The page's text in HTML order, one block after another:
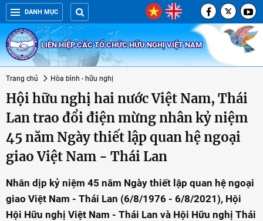
DANH MỤC
LIÊN HIỆP CÁC TỔ CHỨC HỮU NGHỊ VIỆT NAM
Trang chủ Hòa bình - hữu nghị
Hội hữu nghị hai nước Việt Nam, Thái
Lan trao đổi điện mừng nhân kỷ niệm
45 năm Ngày thiết lập quan hệ ngoại
giao Việt Nam - Thái Lan
Nhân dịp kỷ niệm 45 năm Ngày thiết lập quan hệ ngoại
giao Việt Nam - Thái Lan (6/8/1976 - 6/8/2021), Hội
Hội Hữu nghị Việt Nam - Thái Lan và Hội Hữu nghị Thái